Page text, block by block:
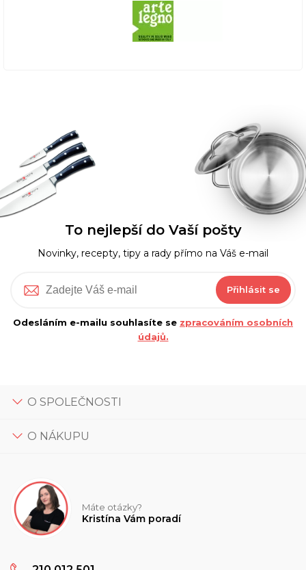
To nejlepší do Vaší pošty
Novinky, recepty, tipy a rady přímo na Váš e-mail
Přihlásit se
Odesláním e-mailu souhlasíte se zpracováním osobních
údajů.
O SPOLEČNOSTI
O NÁKUPU
Máte otázky?
Kristína Vám poradí